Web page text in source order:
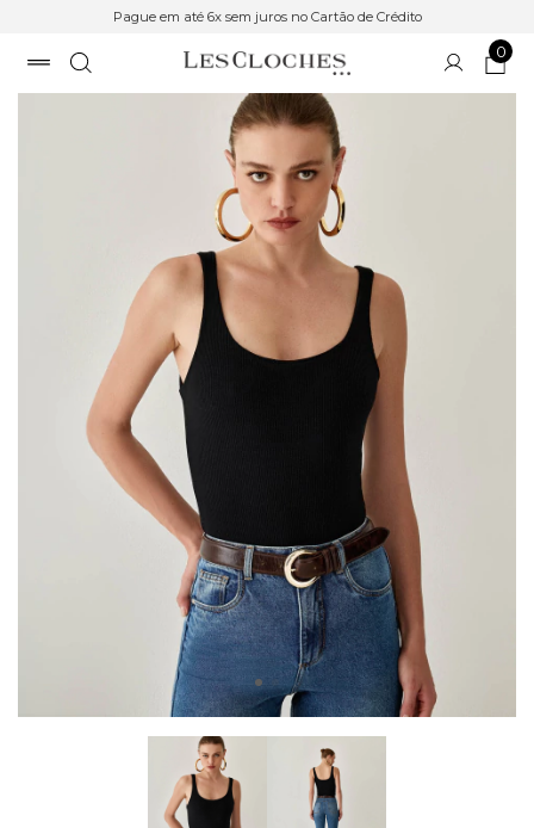
Pague em até 6x sem juros no Cartão de Crédito
0